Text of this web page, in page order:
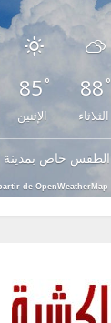
85°
الإثنين
88 °
الثلاثاء
الطقس خاص
de OpenWeatherMap